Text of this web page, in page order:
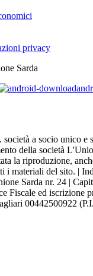
privacy
Sarda
a socio unico e
della società
la riproduzione,
i materiali del sito. |
Sarda nr. 24 |
Fiscale ed iscrizione
00442500922